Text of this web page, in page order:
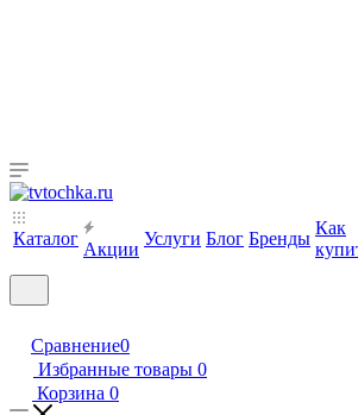
Каталог
Акции
Услуги Блог Бренды
Как
Сравнение0
Избранные товары 0
Корзина 0